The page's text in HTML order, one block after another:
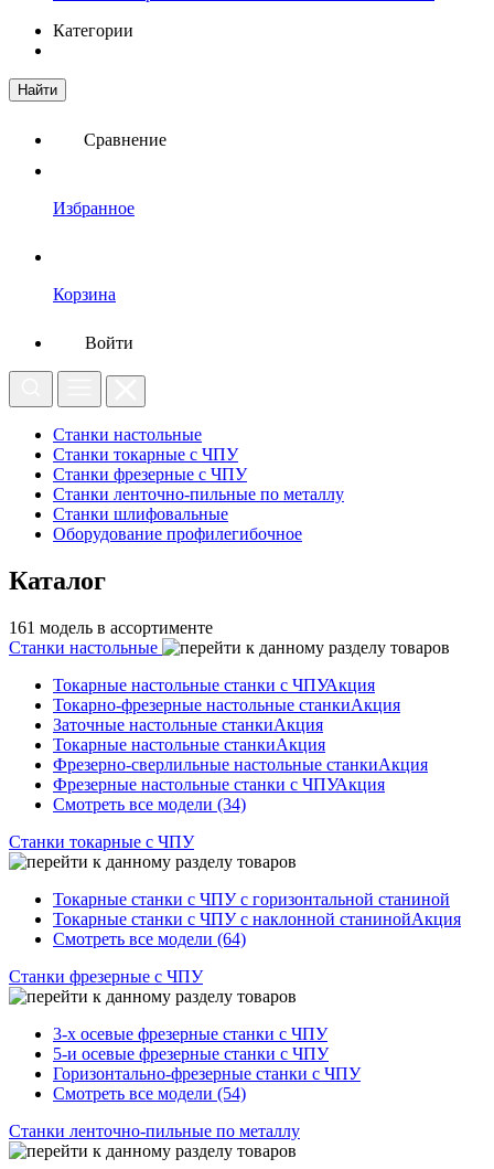
Категории
Найти
Сравнение
Избранное
Корзина
Войти
Станки настольные
Станки токарные с ЧПУ
Станки фрезерные с ЧПУ
Станки ленточно-пильные по металлу
Станки шлифовальные
Оборудование профилегибочное
Каталог
161 модель в ассортименте
Станки настольные
Токарные настольные станки с ЧПУАкция
Токарно-фрезерные настольные станкиАкция
Заточные настольные станкиАкция
Токарные настольные станкиАкция
Фрезерно-сверлильные настольные станкиАкция
Фрезерные настольные станки с ЧПУАкция
Смотреть все модели (34)
Станки токарные с ЧПУ
Токарные станки с ЧПУ с горизонтальной станиной
Токарные станки с ЧПУ с наклонной станинойАкция
Смотреть все модели (64)
Станки фрезерные с ЧПУ
3-х осевые фрезерные станки с ЧПУ
5-и осевые фрезерные станки с ЧПУ
Горизонтально-фрезерные станки с ЧПУ
Смотреть все модели (54)
Станки ленточно-пильные по металлу